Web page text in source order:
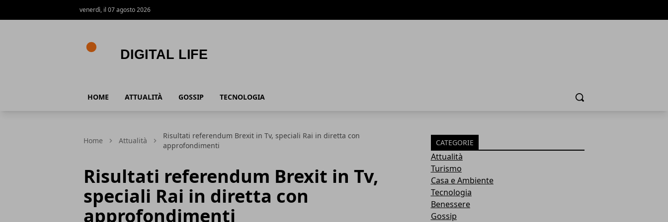
venerdì, il 07 agosto 2026
HOME ATTUALITÀ GOSSIP TECNOLOGIA Cerca
Home Attualità
Risultati referendum Brexit in Tv, speciali Rai in diretta con
approfondimenti
Risultati referendum Brexit in Tv,
speciali Rai in diretta con
approfondimenti
CATEGORIE
Attualità
Turismo
Casa e Ambiente
Tecnologia
Benessere
Gossip